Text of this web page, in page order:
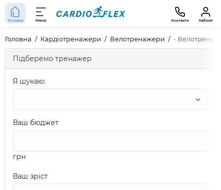
Головна Меню Контакти Кабінет
Головна Кардіотренажери Велотренажери -
Підберемо тренажер
Я шукаю:
Ваш бюджет
грн
Ваш зріст